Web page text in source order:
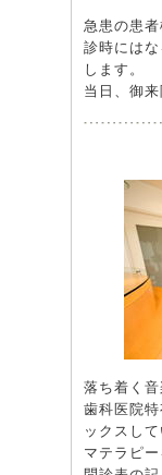
急患の患
診時には
します。
当日、御
落ち着く音
歯科医院
ックスし
マテラピー